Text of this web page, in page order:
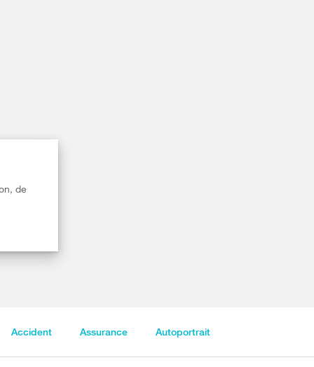
de
Accident Assurance Autoportrait